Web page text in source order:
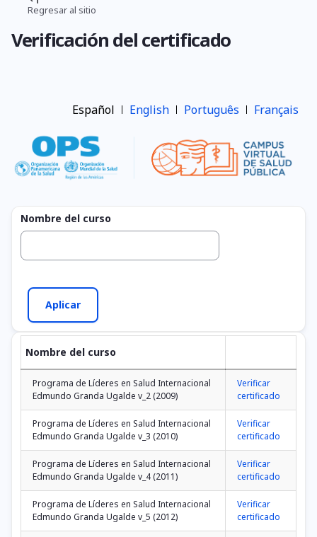
Pasar
contenido
Ruta
de
Regresar al sitio
Verificación del certificado
Español English Português Français
Nombre del curso
Nombre del curso
Programa de Líderes en Salud Internacional
Edmundo Granda Ugalde v_2 (2009)
Verificar
certificado
Programa de Líderes en Salud Internacional
Edmundo Granda Ugalde v_3 (2010)
Verificar
certificado
Programa de Líderes en Salud Internacional
Edmundo Granda Ugalde v_4 (2011)
Verificar
certificado
Programa de Líderes en Salud Internacional
Edmundo Granda Ugalde v_5 (2012)
Verificar
certificado